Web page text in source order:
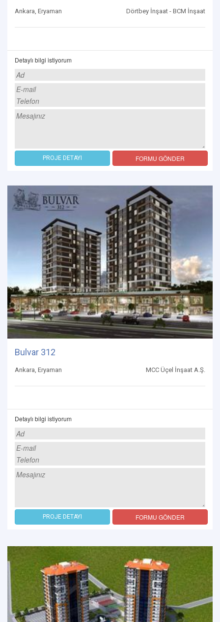
Ankara, Eryaman Dörtbey İnşaat - BCM İnşaat
Detaylı bilgi istiyorum
PROJE DETAYI FORMU GÖNDER
Bulvar 312
Ankara, Eryaman MCC Üçel İnşaat A.Ş.
Detaylı bilgi istiyorum
PROJE DETAYI FORMU GÖNDER